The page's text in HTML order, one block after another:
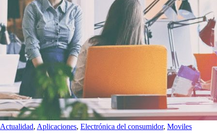
Actualidad, Aplicaciones, Electrónica del consumidor, Moviles